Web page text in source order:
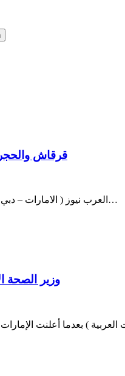
قرقاش
العرب نيوز ( الامارات – دبي ) بحث الدكتور أنور بن محمد قرقاش وزير الدولة…
وزير الصحة